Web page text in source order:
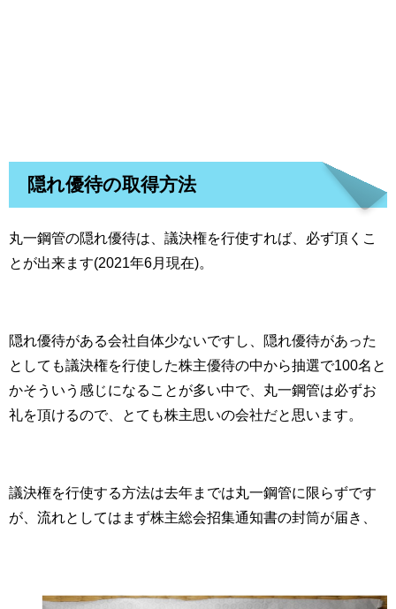
隠れ優待の取得方法
丸一鋼管の隠れ優待は、議決権を行使すれば、必ず頂くこ
とが出来ます(2021年6月現在)。
隠れ優待がある会社自体少ないですし、隠れ優待があった
としても議決権を行使した株主優待の中から抽選で100名と
かそういう感じになることが多い中で、丸一鋼管は必ずお
礼を頂けるので、とても株主思いの会社だと思います。
議決権を行使する方法は去年までは丸一鋼管に限らずです
が、流れとしてはまず株主総会招集通知書の封筒が届き、